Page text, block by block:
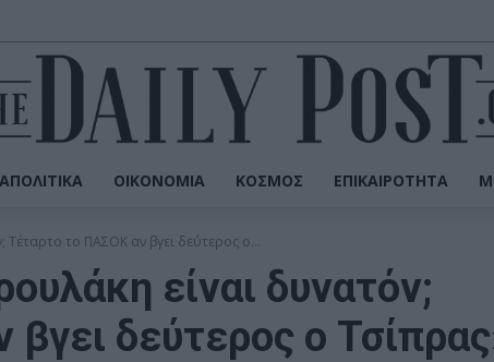
ΟΙΚΟΝΟΜΊΑ ΚΌΣΜΟΣ ΕΠΙΚΑΙΡΌΤΗΤΑ
Τέταρτο το ΠΑΣΟΚ αν βγει δεύτερος ο...
είναι δυνατόν;
δεύτερος ο